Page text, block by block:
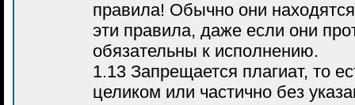
правила! Обычно они
эти правила, даже если они
обязательны к исполнению.
1.13 Запрещается плагиат, то
целиком или частично без